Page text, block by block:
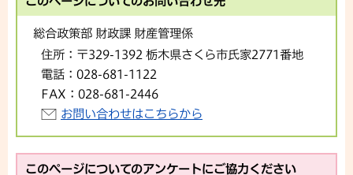
総合政策部 財政課 財産管理係
住所： 〒329-1392 栃木県さくら市氏家2771番地
電話： 028-681-1122
FAX： 028-681-2446
お問い合わせはこちらから
このページについてのアンケートにご協力ください